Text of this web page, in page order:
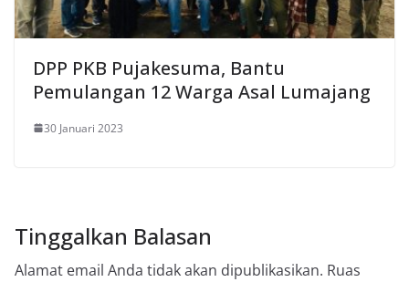
DPP PKB Pujakesuma, Bantu
Pemulangan 12 Warga Asal Lumajang
30 Januari 2023
Tinggalkan Balasan
Alamat email Anda tidak akan dipublikasikan. Ruas